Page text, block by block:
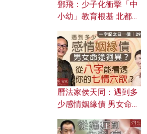
鄧飛：少子化衝擊「中
小幼」教育根基 北都如
曆法家侯天同：遇到多
少感情姻緣債 男女命途
的七情六欲？